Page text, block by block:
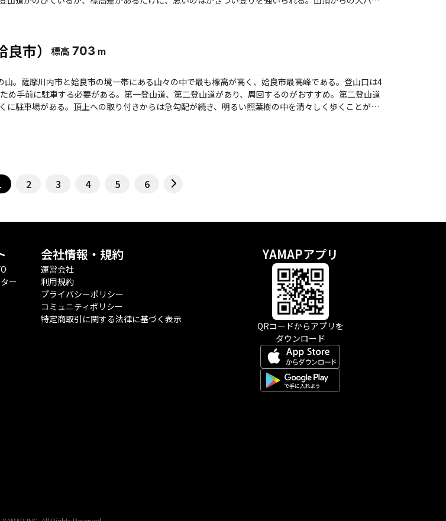
市） 標高 703 m
。薩摩川内市と姶良市の境一帯にある山々の中で最も標高が高く、姶良市最高峰である。登山口は4
め手前に駐車する必要がある。第一登山道、第二登山道があり、周回するのがおすすめ。第二登山道
に駐車場がある。頂上への取り付きからは急勾配が続き、明るい照葉樹の中を清々しく歩くことがで
2 3 4 5 6
ー
会社情報・規約
運営会社
利用規約
プライバシーポリシー
コミュニティポリシー
特定商取引に関する法律に基づく表示
YAMAPアプリ
QRコードからアプリを
ダウンロード